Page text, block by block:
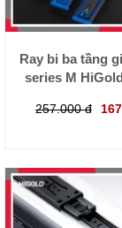
Ray bi ba tầng
series M
257.000 đ